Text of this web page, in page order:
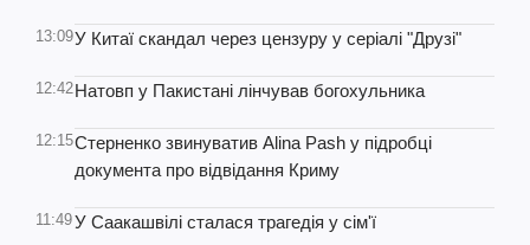
13:09У Китаї скандал через цензуру у серіалі "Друзі"
12:42Натовп у Пакистані лінчував богохульника
12:15Стерненко звинуватив Alina Pash у підробці
документа про відвідання Криму
11:49У Саакашвілі сталася трагедія у сім'ї